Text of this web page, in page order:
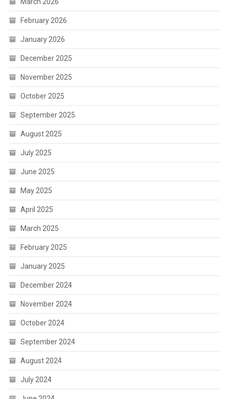
February 2026
January 2026
December 2025
November 2025
October 2025
September 2025
August 2025
July 2025
June 2025
May 2025
April 2025
March 2025
February 2025
January 2025
December 2024
November 2024
October 2024
September 2024
August 2024
July 2024